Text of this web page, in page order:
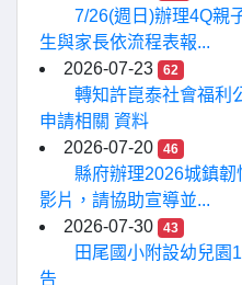
7/26(週日)辦理4Q親
生與家長依流程表報...
2026-07-23
62
轉知許崑泰社會福利
申請相關 資料
2026-07-20
46
縣府辦理2026城鎮
影片，請協助宣導並...
2026-07-30
43
田尾國小附設幼兒園
告